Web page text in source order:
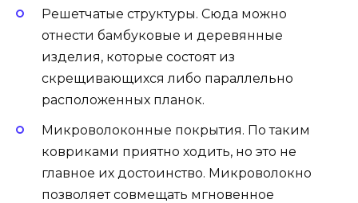
Решетчатые структуры. Сюда можно
отнести бамбуковые и деревянные
изделия, которые состоят из
скрещивающихся либо параллельно
расположенных планок.
Микроволоконные покрытия. По таким
ковриками приятно ходить, но это не
главное их достоинство. Микроволокно
позволяет совмещать мгновенное